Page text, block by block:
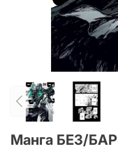
Манга БЕЗ/